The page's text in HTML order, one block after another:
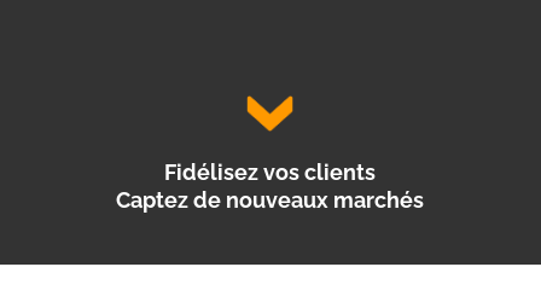
Fidélisez vos clients
Captez de nouveaux marchés